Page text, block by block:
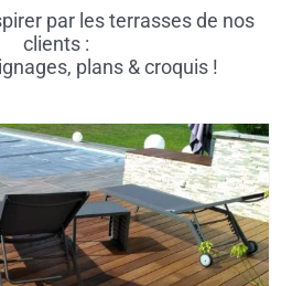
par les terrasses de nos
clients :
plans & croquis !